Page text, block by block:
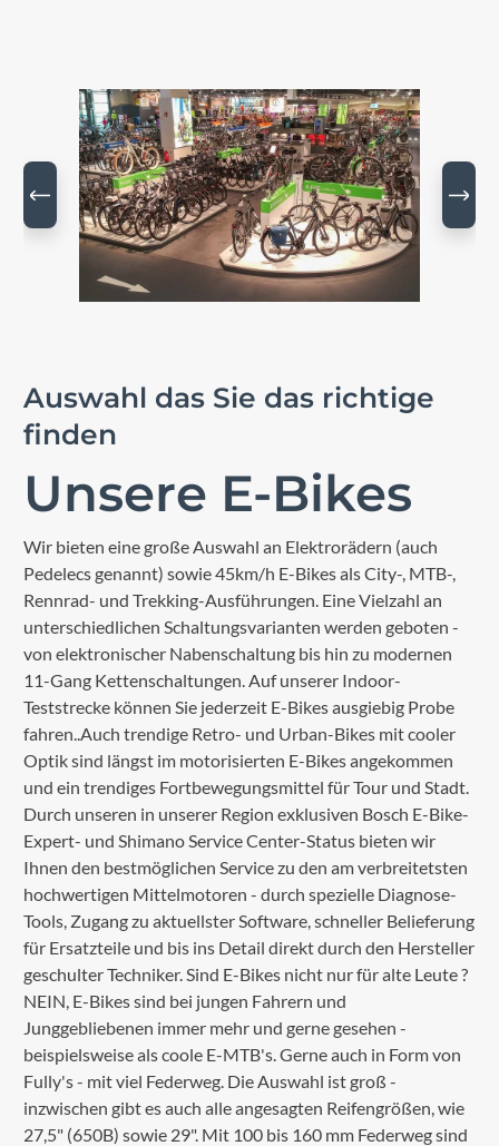
Bildergalerie überspringen
Auswahl das Sie das richtige
finden
Unsere E-Bikes
Wir bieten eine große Auswahl an Elektrorädern (auch
Pedelecs genannt) sowie 45km/h E-Bikes als City-, MTB-,
Rennrad- und Trekking-Ausführungen. Eine Vielzahl an
unterschiedlichen Schaltungsvarianten werden geboten -
von elektronischer Nabenschaltung bis hin zu modernen
11-Gang Kettenschaltungen. Auf unserer Indoor-
Teststrecke können Sie jederzeit E-Bikes ausgiebig Probe
fahren..Auch trendige Retro- und Urban-Bikes mit cooler
Optik sind längst im motorisierten E-Bikes angekommen
und ein trendiges Fortbewegungsmittel für Tour und Stadt.
Durch unseren in unserer Region exklusiven Bosch E-Bike-
Expert- und Shimano Service Center-Status bieten wir
Ihnen den bestmöglichen Service zu den am verbreitetsten
hochwertigen Mittelmotoren - durch spezielle Diagnose-
Tools, Zugang zu aktuellster Software, schneller Belieferung
für Ersatzteile und bis ins Detail direkt durch den Hersteller
geschulter Techniker. Sind E-Bikes nicht nur für alte Leute ?
NEIN, E-Bikes sind bei jungen Fahrern und
Junggebliebenen immer mehr und gerne gesehen -
beispielsweise als coole E-MTB's. Gerne auch in Form von
Fully's - mit viel Federweg. Die Auswahl ist groß -
inzwischen gibt es auch alle angesagten Reifengrößen, wie
27,5" (650B) sowie 29". Mit 100 bis 160 mm Federweg sind